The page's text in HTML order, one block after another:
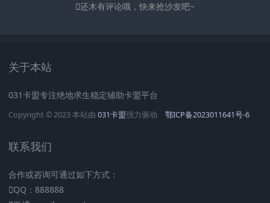
还木有评论哦，快来抢沙发吧~
关于本站
031卡盟专注绝地求生稳定辅助卡盟平台
Copyright © 2023 本站由 031卡盟强力驱动 鄂ICP备2023011641号-6
联系我们
合作或咨询可通过如下方式：
QQ：888888